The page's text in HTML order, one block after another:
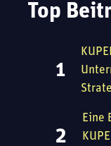
Top
Eine